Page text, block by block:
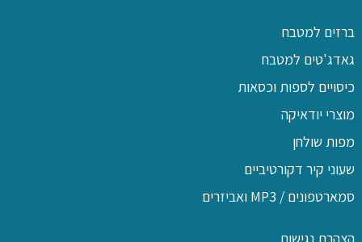
ברזים למטבח
גאדג'טים למטבח
כיסויים לספות וכסאות
מוצרי יודאיקה
מפות שולחן
שעוני קיר דקורטיביים
סמארטפונים / MP3 ואביזרים
הצהרת נגישות